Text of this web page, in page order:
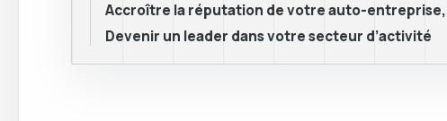
Accroître la réputation de votre auto-
Devenir un leader dans votre secteur d’activité